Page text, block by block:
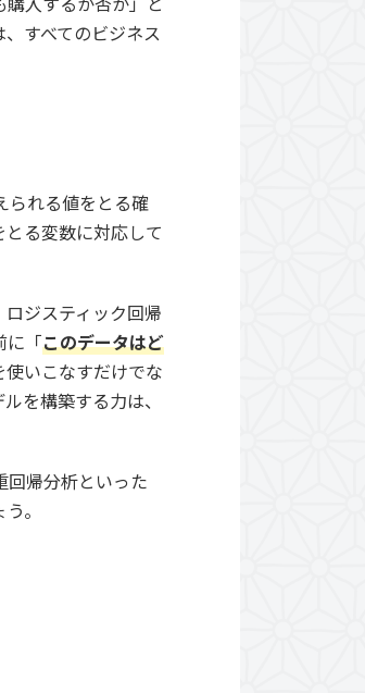
すべてのビジネス
られる値をとる確
る変数に対応して
ジスティック回帰
に「このデータはど
いこなすだけでな
を構築する力は、
回帰分析といった
。